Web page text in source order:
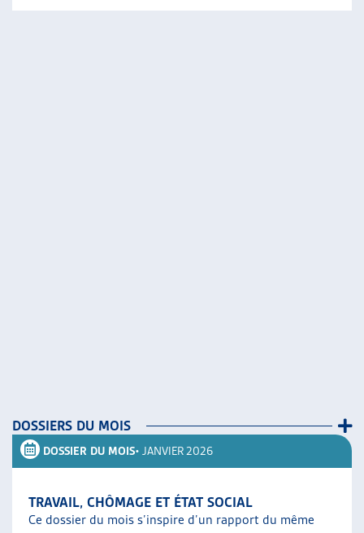
DOSSIERS DU MOIS
DOSSIER DU MOIS• JANVIER 2026
TRAVAIL, CHÔMAGE ET ÉTAT SOCIAL
Ce dossier du mois s’inspire d’un rapport du même